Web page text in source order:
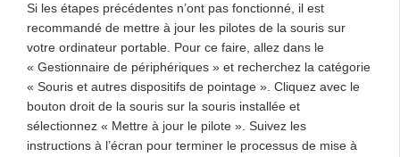
Si les étapes précédentes n’ont pas fonctionné, il est
recommandé de mettre à jour les pilotes de la souris sur
votre ordinateur portable. Pour ce faire, allez dans le
« Gestionnaire de périphériques » et recherchez la catégorie
« Souris et autres dispositifs de pointage ». Cliquez avec le
bouton droit de la souris sur la souris installée et
sélectionnez « Mettre à jour le pilote ». Suivez les
instructions à l’écran pour terminer le processus de mise à